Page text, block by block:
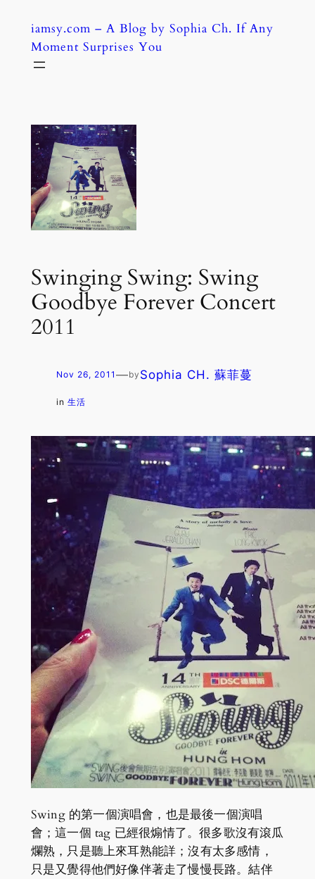
content
iamsy.com – A Blog by Sophia Ch. If Any
Moment Surprises You
Swinging Swing: Swing
Goodbye Forever Concert
2011
Nov 26, 2011 —by Sophia CH. 蘇菲蔓
in 生活
Swing 的第一個演唱會，也是最後一個演唱
會；這一個 tag 已經很煽情了。很多歌沒有滾瓜
爛熟，只是聽上來耳熟能詳；沒有太多感情，
只是又覺得他們好像伴著走了慢慢長路。結伴